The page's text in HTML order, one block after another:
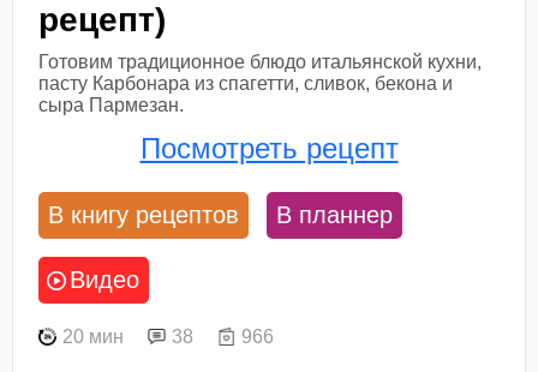
рецепт)
Готовим традиционное блюдо итальянской кухни,
пасту Карбонара из спагетти, сливок, бекона и
сыра Пармезан.
Посмотреть рецепт
В книгу рецептов В планнер
Видео
20 мин 38 966